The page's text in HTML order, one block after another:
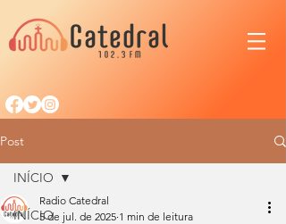
Post
INÍCIO
INÍCIO
Radio Catedral
5 de jul. de 2025 1 min de leitura